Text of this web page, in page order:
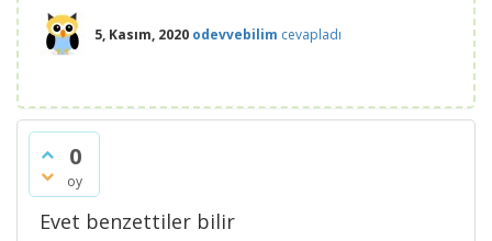
5, Kasım, 2020 odevvebilim cevapladı
0
oy
Evet benzettiler bilir